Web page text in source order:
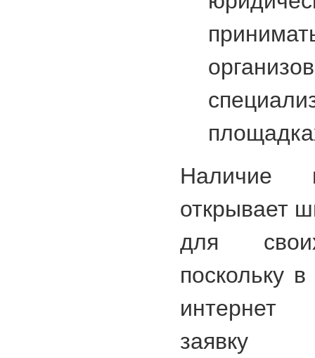
Наличие
открывает
для
поскольку
интернет
заявку